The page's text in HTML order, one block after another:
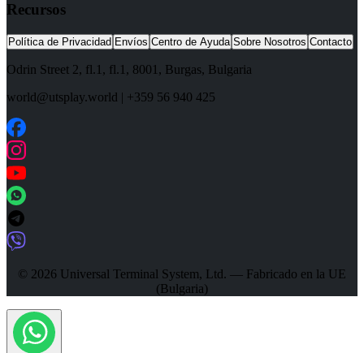
Recursos
Política de Privacidad Envíos Centro de Ayuda Sobre Nosotros Contacto
Odrin Street 2, fl.1 , fl.1, 8001 , Burgas, Bulgaria
world@utsplay.world | +359 56 940 425
© 2026 Universal Terminal System, Ltd. — Fabricado en la UE
(Bulgaria)